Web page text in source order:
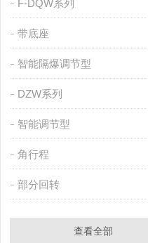
F-DQW系列
带底座
智能隔爆调节型
DZW系列
智能调节型
角行程
部分回转
查看全部